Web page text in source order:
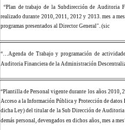
“Plan de trabajo de la Subdirección de Auditoria
realizado durante 2010, 2011, 2012 y 2013. mes a
programas presentados al Director General". (sic
“…Agenda de Trabajo y programación de
Auditoria Financiera de la Administración
“Plantilla de Personal vigente durante los años
Acceso a la Información Pública y Protección de datos
dicha Ley) del titular de la Sub Dirección de
demás personal, devengados en dichos años, mes a